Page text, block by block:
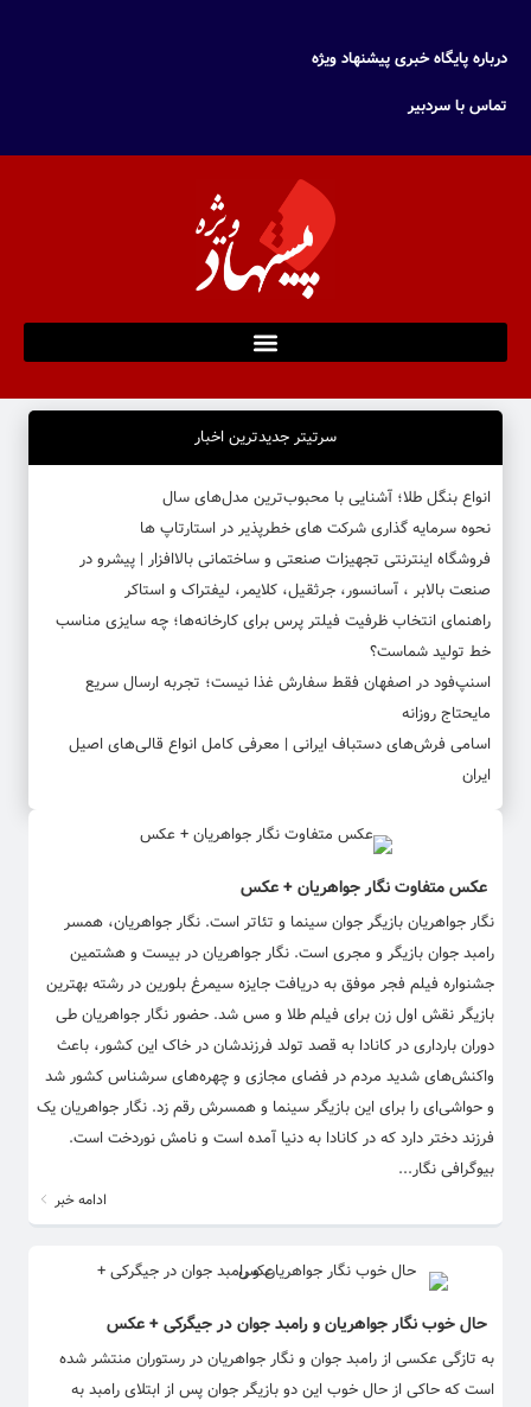
درباره پایگاه خبری پیشنهاد ویژه
تماس با سردبیر
سرتیتر جدیدترین اخبار
انواع بنگل طلا؛ آشنایی با محبوب‌ترین مدل‌های سال
نحوه سرمایه‌ گذاری شرکت‌ های خطرپذیر در استارتاپ ها
فروشگاه اینترنتی تجهیزات صنعتی و ساختمانی بالاافزار | پیشرو در
صنعت بالابر ، آسانسور، جرثقیل، کلایمر، لیفتراک و استاکر
راهنمای انتخاب ظرفیت فیلتر پرس برای کارخانه‌ها؛ چه سایزی مناسب
خط تولید شماست؟
اسنپ‌فود در اصفهان فقط سفارش غذا نیست؛ تجربه ارسال سریع
مایحتاج روزانه
اسامی فرش‌های دستباف ایرانی | معرفی کامل انواع قالی‌های اصیل
ایران
عکس متفاوت نگار جواهریان + عکس
نگار جواهریان بازیگر جوان سینما و تئاتر است. نگار جواهریان، همسر
رامبد جوان بازیگر و مجری است. نگار جواهریان در بیست و هشتمین
جشنواره فیلم فجر موفق به دریافت جایزه سیمرغ بلورین در رشته بهترین
بازیگر نقش اول زن برای فیلم طلا و مس شد. حضور نگار جواهریان طی
دوران بارداری در کانادا به قصد تولد فرزندشان در خاک این کشور، باعث
واکنش‌های شدید مردم در فضای مجازی و چهره‌های سرشناس کشور شد
و حواشی‌ای را برای این بازیگر سینما و همسرش رقم زد. نگار جواهریان یک
فرزند دختر دارد که در کانادا به دنیا آمده است و نامش نوردخت است.
بیوگرافی نگار...
ادامه خبر
حال خوب نگار جواهریان و رامبد جوان در جیگرکی + عکس
به تازگی عکسی از رامبد جوان و نگار جواهریان در رستوران منتشر شده
است که حاکی از حال خوب این دو بازیگر جوان پس از ابتلای رامبد به